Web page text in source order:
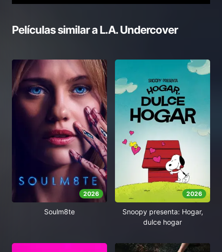
Películas similar aL.A. Undercover
2026
Soulm8te
2026
Snoopy presenta: Hogar,
dulce hogar